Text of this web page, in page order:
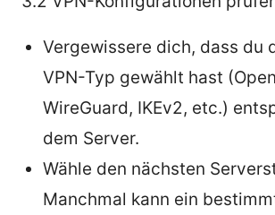
Vergewissere dich, dass du
VPN-Typ gewählt hast
WireGuard, IKEv2, etc.)
dem Server.
Wähle den nächsten
Manchmal kann ein